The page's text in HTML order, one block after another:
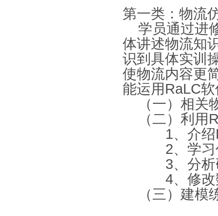
第一类：物流
学员通过进
体讲述物流知
识到具体实训
使物流内容更
能运用RaLC
（一）相
（二）利用
1、介
2、学
3、分
4、修
（三）建模